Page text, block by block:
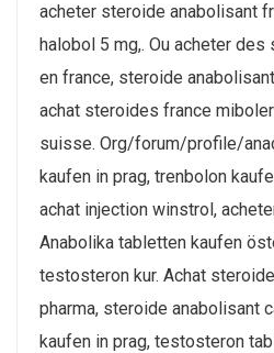
acheter steroide anabolisant
halobol 5 mg,. Ou acheter
en france, steroide
achat steroides france
suisse. Org/forum/profile/
kaufen in prag, trenbolon
achat injection winstrol,
Anabolika tabletten kaufen
testosteron kur. Achat
pharma, steroide anabolisant
kaufen in prag, testosteron